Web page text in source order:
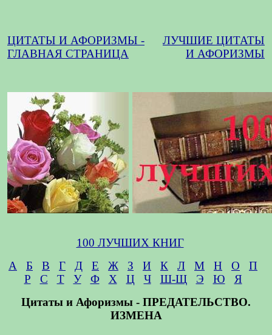
ЦИТАТЫ И АФОРИЗМЫ -
ГЛАВНАЯ СТРАНИЦА
ЛУЧШИЕ ЦИТАТЫ
И АФОРИЗМЫ
100 ЛУЧШИХ КНИГ
А
Б В Г Д Е Ж З И К Л М Н О
П
Р
С Т У Ф Х Ц Ч Ш-Щ Э Ю
Я
Цитаты и Афоризмы - ПРЕДАТЕЛЬСТВО.
ИЗМЕНА